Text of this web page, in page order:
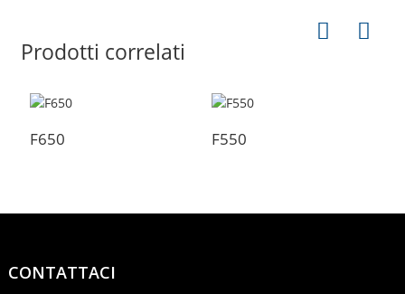
Prodotti correlati
F650 F550
CONTATTACI